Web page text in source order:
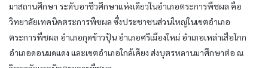
มาสถานศึกษา ระดับอาชีวศึกษาแห่งเดียวในอำเภอตระการพืชผล คือ
วิทยาลัยเทคนิคตระการพืชผล ซึ่งประชาชนส่วนใหญ่ในเขตอำเภอ
ตระการพืชผล อำเภอกุดข้าวปุ้น อำเภอศรีเมืองใหม่ อำเภอเหล่าเสือโกก
อำเภอดอนมดแดง และเขตอำเภอใกล้เคียง ส่งบุตรหลานมาศึกษาต่อ ณ